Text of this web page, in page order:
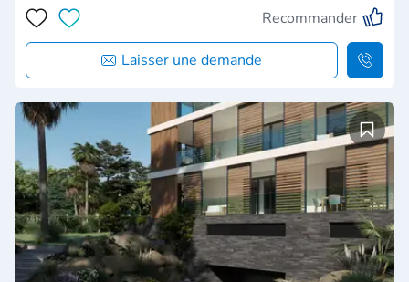
Recommander
Laisser une demande